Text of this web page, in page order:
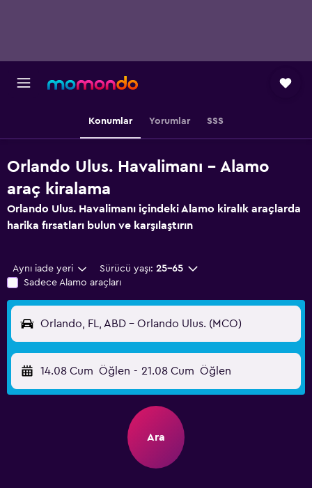
Konumlar Yorumlar SSS
Orlando Ulus. Havalimanı - Alamo
araç kiralama
Orlando Ulus. Havalimanı içindeki Alamo kiralık araçlarda
harika fırsatları bulun ve karşılaştırın
Aynı iade yeri Sürücü yaşı: 25-65
Sadece Alamo araçları
Orlando, FL, ABD - Orlando Ulus. (MCO)
14.08 Cum Öğlen - 21.08 Cum Öğlen
Ara